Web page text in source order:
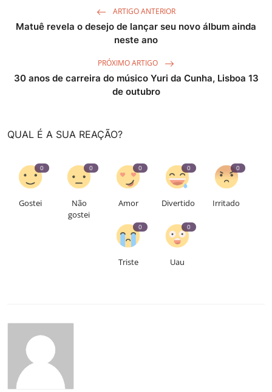
ARTIGO ANTERIOR
Matuê revela o desejo de lançar seu novo álbum ainda
neste ano
PRÓXIMO ARTIGO
30 anos de carreira do músico Yuri da Cunha, Lisboa 13
de outubro
QUAL É A SUA REAÇÃO?
0
Gostei
0
Não
gostei
0
Amor
0
Divertido
0
Irritado
0
Triste
0
Uau